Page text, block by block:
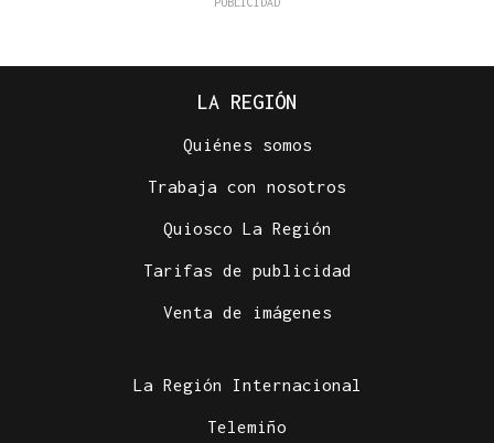
LA REGIÓN
Quiénes somos
Trabaja con nosotros
Quiosco La Región
Tarifas de publicidad
Venta de imágenes
La Región Internacional
Telemiño